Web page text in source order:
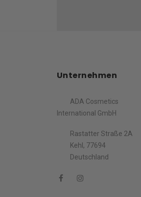
Unternehmen
ADA Cosmetics
International GmbH
Rastatter Straße 2A
Kehl, 77694
Deutschland